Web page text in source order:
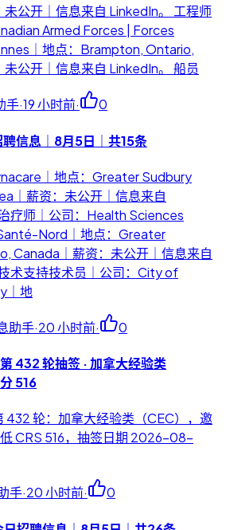
公开｜信息来自 LinkedIn。 工程师
Armed Forces | Forces
｜地点：Brampton, Ontario,
公开｜信息来自 LinkedIn。 船员
手·19 小时前· 0
信息｜8月5日｜共15条
｜地点：Greater Sudbury
｜薪资：未公开｜信息来自
疗师｜公司：Health Sciences
Nord｜地点：Greater
Canada｜薪资：未公开｜信息来自
术支持技术员｜公司：City of
｜地
助手·20 小时前· 0
432 轮抽签 · 加拿大经验类
516
432 轮：加拿大经验类（CEC），邀
CRS 516，抽签日期 2026-08-
手·20 小时前· 0